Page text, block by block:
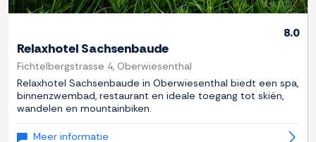
8.0
Relaxhotel Sachsenbaude
Fichtelbergstrasse 4, Oberwiesenthal
Relaxhotel Sachsenbaude in Oberwiesenthal biedt een spa,
binnenzwembad, restaurant en ideale toegang tot skiën,
wandelen en mountainbiken.
Meer informatie